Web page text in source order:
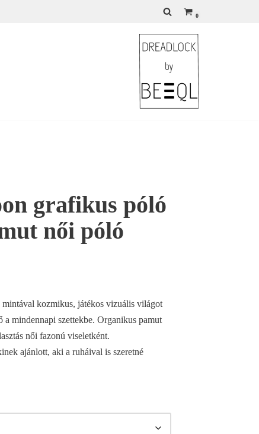
0
grafikus póló
női póló
kozmikus, játékos vizuális világot
mindennapi szettekbe. Organikus pamut
női fazonú viseletként.
ajánlott, aki a ruháival is szeretné